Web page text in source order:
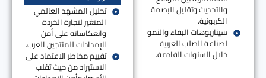
والتحديث وتقليل البصمة
الكربونية.
سيناريوهات البقاء والنمو
لصناعة الصلب العربية
خلال السنوات القادمة.
تحليل المشهد العالمي
المتغير لتجارة الخردة
وانعكاساته على أمن
الإمدادات للمنتجين العرب.
تقييم مخاطر الاعتماد على
الاستيراد من حيث تقلب